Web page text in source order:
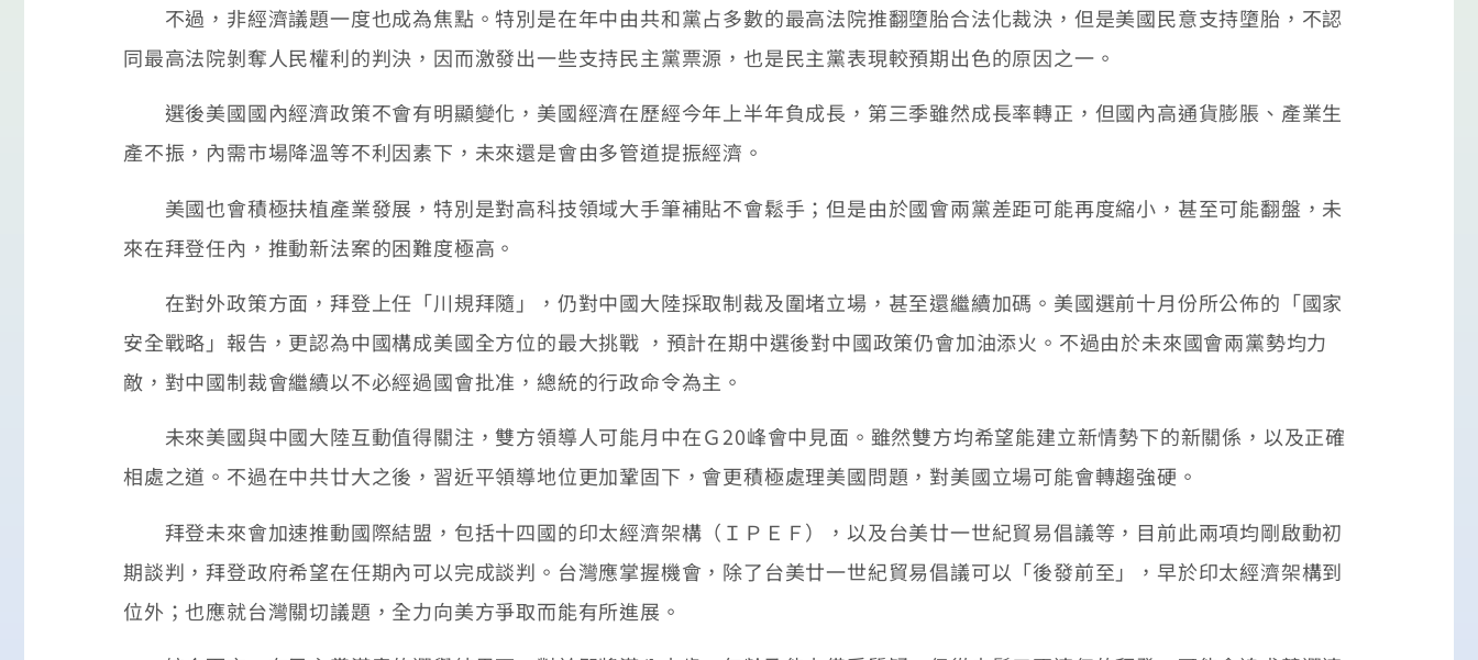
不過，非經濟議題一度也成為焦點。特別是在年中由共和黨占多數的最高法院推翻墮胎合法化裁決，但是美國民意支持墮胎，不認
同最高法院剝奪人民權利的判決，因而激發出一些支持民主黨票源，也是民主黨表現較預期出色的原因之一。
選後美國國內經濟政策不會有明顯變化，美國經濟在歷經今年上半年負成長，第三季雖然成長率轉正，但國內高通貨膨脹、產業生
產不振，內需市場降溫等不利因素下，未來還是會由多管道提振經濟。
美國也會積極扶植產業發展，特別是對高科技領域大手筆補貼不會鬆手；但是由於國會兩黨差距可能再度縮小，甚至可能翻盤，未
來在拜登任內，推動新法案的困難度極高。
在對外政策方面，拜登上任「川規拜隨」，仍對中國大陸採取制裁及圍堵立場，甚至還繼續加碼。美國選前十月份所公佈的「國家
安全戰略」報告，更認為中國構成美國全方位的最大挑戰 ，預計在期中選後對中國政策仍會加油添火。不過由於未來國會兩黨勢均力
敵，對中國制裁會繼續以不必經過國會批准，總統的行政命令為主。
未來美國與中國大陸互動值得關注，雙方領導人可能月中在Ｇ20峰會中見面。雖然雙方均希望能建立新情勢下的新關係，以及正確
相處之道。不過在中共廿大之後，習近平領導地位更加鞏固下，會更積極處理美國問題，對美國立場可能會轉趨強硬。
拜登未來會加速推動國際結盟，包括十四國的印太經濟架構（ＩＰＥＦ），以及台美廿一世紀貿易倡議等，目前此兩項均剛啟動初
期談判，拜登政府希望在任期內可以完成談判。台灣應掌握機會，除了台美廿一世紀貿易倡議可以「後發前至」，早於印太經濟架構到
位外；也應就台灣關切議題，全力向美方爭取而能有所進展。